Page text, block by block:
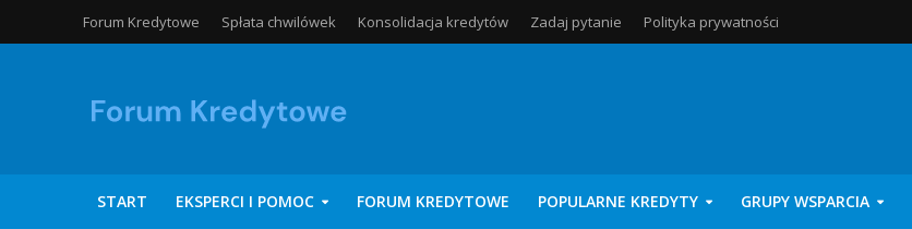
Forum Kredytowe Spłata chwilówek Konsolidacja kredytów Zadaj pytanie Polityka prywatności
START EKSPERCI I POMOC FORUM KREDYTOWE POPULARNE KREDYTY GRUPY WSPARCIA